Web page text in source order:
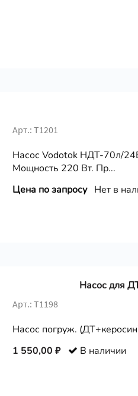
Арт.: Т1201
Насос Vodotok НДТ-70л/
Мощность 220 Вт. Пр...
Цена по запросу Нет в
Насос для
Арт.: Т1198
Насос погруж.
1 550,00 ₽ В наличии